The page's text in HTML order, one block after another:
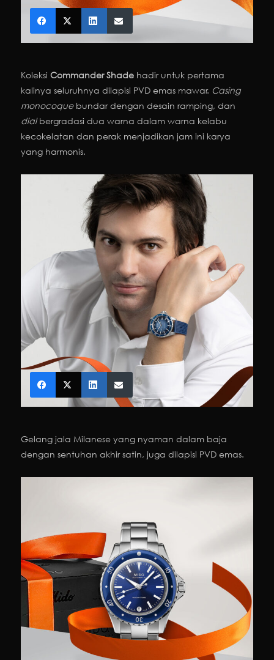
Koleksi Commander Shade hadir untuk pertama
kalinya seluruhnya dilapisi PVD emas mawar. Casing
monocoquebundar dengan desain ramping, dan
dialbergradasi dua warna dalam warna kelabu
kecokelatan dan perak menjadikan jam ini karya
yang harmonis.
Gelang jala Milanese yang nyaman dalam baja
dengan sentuhan akhir satin, juga dilapisi PVD emas.